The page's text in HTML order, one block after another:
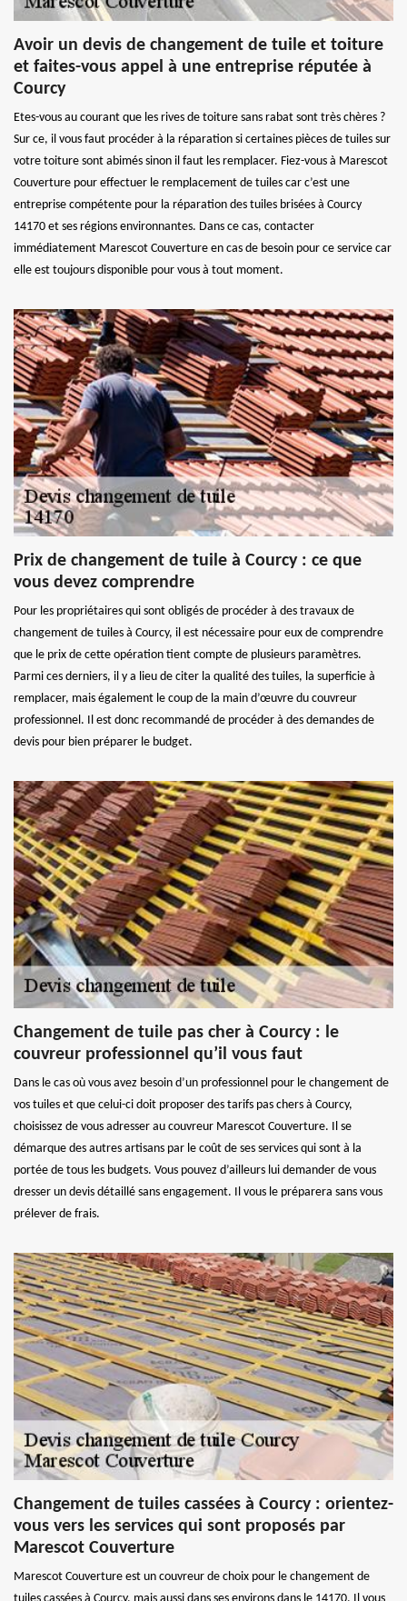
Avoir un devis de changement de tuile et toiture
et faites-vous appel à une entreprise réputée à
Courcy
Etes-vous au courant que les rives de toiture sans rabat sont très chères ?
Sur ce, il vous faut procéder à la réparation si certaines pièces de tuiles sur
votre toiture sont abimés sinon il faut les remplacer. Fiez-vous à Marescot
Couverture pour effectuer le remplacement de tuiles car c’est une
entreprise compétente pour la réparation des tuiles brisées à Courcy
14170 et ses régions environnantes. Dans ce cas, contacter
immédiatement Marescot Couverture en cas de besoin pour ce service car
elle est toujours disponible pour vous à tout moment.
Prix de changement de tuile à Courcy : ce que
vous devez comprendre
Pour les propriétaires qui sont obligés de procéder à des travaux de
changement de tuiles à Courcy, il est nécessaire pour eux de comprendre
que le prix de cette opération tient compte de plusieurs paramètres.
Parmi ces derniers, il y a lieu de citer la qualité des tuiles, la superficie à
remplacer, mais également le coup de la main d’œuvre du couvreur
professionnel. Il est donc recommandé de procéder à des demandes de
devis pour bien préparer le budget.
Changement de tuile pas cher à Courcy : le
couvreur professionnel qu’il vous faut
Dans le cas où vous avez besoin d’un professionnel pour le changement de
vos tuiles et que celui-ci doit proposer des tarifs pas chers à Courcy,
choisissez de vous adresser au couvreur Marescot Couverture. Il se
démarque des autres artisans par le coût de ses services qui sont à la
portée de tous les budgets. Vous pouvez d’ailleurs lui demander de vous
dresser un devis détaillé sans engagement. Il vous le préparera sans vous
prélever de frais.
Changement de tuiles cassées à Courcy : orientez-
vous vers les services qui sont proposés par
Marescot Couverture
Marescot Couverture est un couvreur de choix pour le changement de